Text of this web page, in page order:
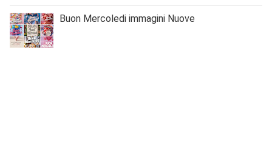
Buon Mercoledi immagini Nuove